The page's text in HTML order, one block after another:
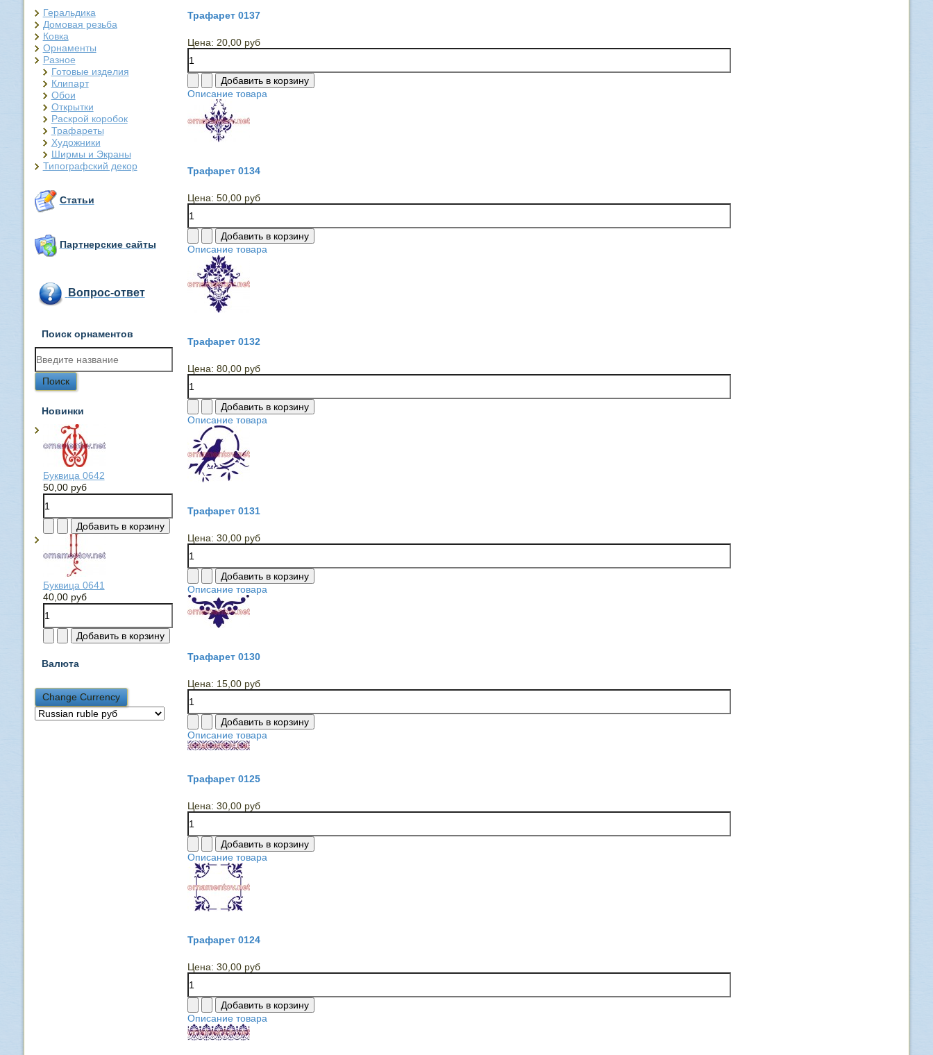
Геральдика
Домовая резьба
Ковка
Орнаменты
Разное
Готовые изделия
Клипарт
Обои
Открытки
Раскрой коробок
Трафареты
Художники
Ширмы и Экраны
Типографский декор
Статьи
Партнерские сайты
Вопрос-ответ
Поиск орнаментов
Новинки
Буквица 0642
50,00 руб
Буквица 0641
40,00 руб
Валюта
Трафарет 0137
Цена: 20,00 руб
Описание товара
Трафарет 0134
Цена: 50,00 руб
Описание товара
Трафарет 0132
Цена: 80,00 руб
Описание товара
Трафарет 0131
Цена: 30,00 руб
Описание товара
Трафарет 0130
Цена: 15,00 руб
Описание товара
Трафарет 0125
Цена: 30,00 руб
Описание товара
Трафарет 0124
Цена: 30,00 руб
Описание товара